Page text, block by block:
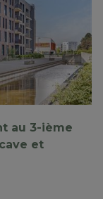
au 3-ième
et